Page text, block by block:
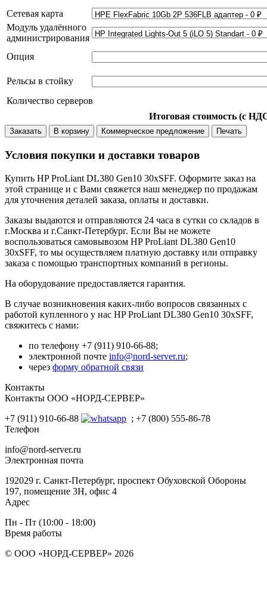
Сетевая карта
Модуль удалённого
администрирования
Опция
Рельсы в стойку
Количество серверов
Итоговая стоимость (с
Заказать В корзину Коммерческое предложение Печать
Условия покупки и доставки товаров
Купить HP ProLiant DL380 Gen10 30xSFF. Оформите заказ на
этой странице и с Вами свяжется наш менеджер по продажам
для уточнения деталей заказа, оплаты и доставки.
Заказы выдаются и отправляются 24 часа в сутки со складов в
г.Москва и г.Санкт-Петербург. Если Вы не можете
воспользоваться самовывозом HP ProLiant DL380 Gen10
30xSFF, то мы осуществляем платную доставку или отправку
заказа с помощью транспортных компаний в регионы.
На оборудование предоставляется гарантия.
В случае возникновения каких-либо вопросов связанных с
работой купленного у нас HP ProLiant DL380 Gen10 30xSFF,
свяжитесь с нами:
по телефону +7 (911) 910-66-88;
электронной почте info@nord-server.ru;
через форму обратной связи
Контакты
Контакты ООО «НОРД-СЕРВЕР»
+7 (911) 910-66-88
; +7 (800) 555-86-78
Телефон
info@nord-server.ru
Электронная почта
192029 г. Санкт-Петербург, проспект Обуховской Обороны
197, помещение 3Н, офис 4
Адрес
Пн - Пт (10:00 - 18:00)
Время работы
© ООО «НОРД-СЕРВЕР» 2026